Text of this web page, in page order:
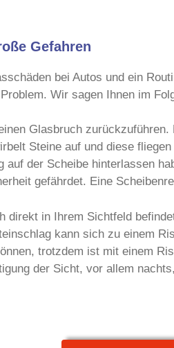
Gefahren
bei Autos und ein
Wir sagen Ihnen im
Glasbruch
Steine auf und diese
auf der Scheibe hinterlassen
gefährdet. Eine
direkt in Ihrem Sichtfeld
kann sich zu einem
trotzdem ist mit einem
der Sicht, vor allem